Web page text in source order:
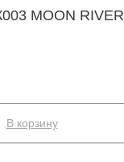
MOON RIVER
В корзину